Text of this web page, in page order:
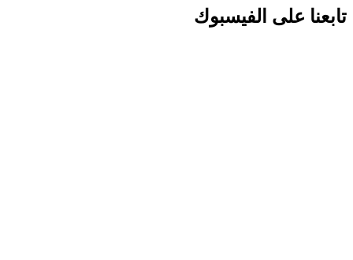
تابعنا على الفيسبوك